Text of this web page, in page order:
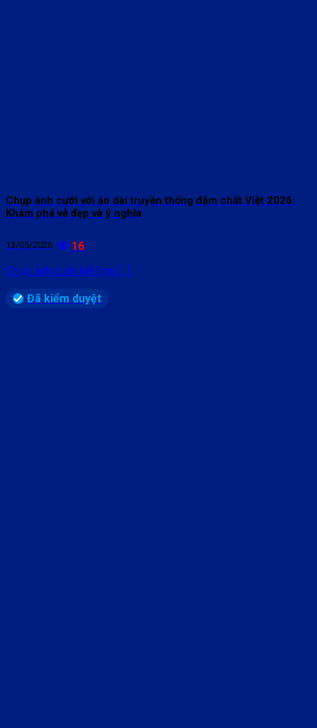
Chụp ảnh cưới với áo dài truyền thống đậm chất Việt 2026:
Khám phá vẻ đẹp và ý nghĩa
13/05/2026
16
Chụp ảnh cưới kết hợp [...]
Đã kiểm duyệt